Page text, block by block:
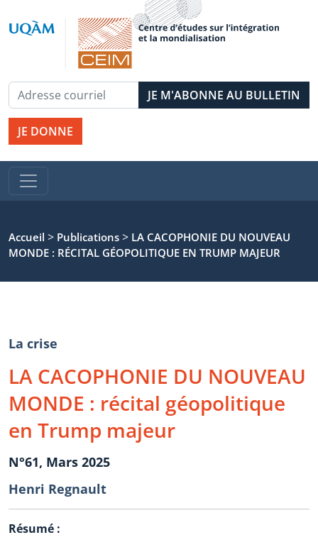
JE DONNE
Accueil > Publications > LA CACOPHONIE DU NOUVEAU
MONDE : RÉCITAL GÉOPOLITIQUE EN TRUMP MAJEUR
La crise
LA CACOPHONIE DU NOUVEAU
MONDE : récital géopolitique
en Trump majeur
N°61, Mars 2025
Henri Regnault
Résumé :